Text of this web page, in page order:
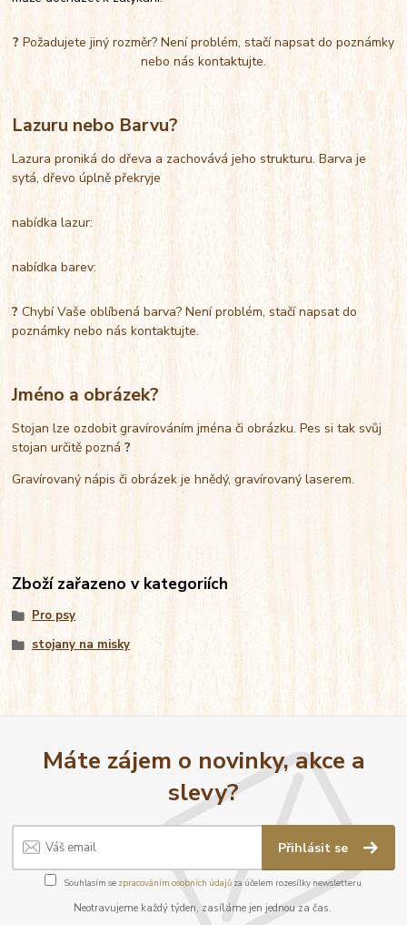
? Požadujete jiný rozměr? Není problém, stačí napsat do poznámky
nebo nás kontaktujte.
Lazuru nebo Barvu?
Lazura proniká do dřeva a zachovává jeho strukturu. Barva je
sytá, dřevo úplně překryje
nabídka lazur:
nabídka barev:
?Chybí Vaše oblíbená barva? Není problém, stačí napsat do
poznámky nebo nás kontaktujte.
Jméno a obrázek?
Stojan lze ozdobit gravírováním jména či obrázku. Pes si tak svůj
stojan určitě pozná?
Gravírovaný nápis či obrázek je hnědý, gravírovaný laserem.
Zboží zařazeno v kategoriích
Pro psy
stojany na misky
Máte zájem o novinky, akce a
slevy?
Přihlásit se
Souhlasím se zpracováním osobních údajůza účelem rozesílky newsletteru.
Neotravujeme každý týden, zasíláme jen jednou za čas.